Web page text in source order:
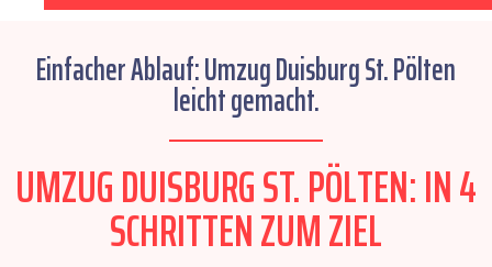
Einfacher Ablauf: Umzug Duisburg St. Pölten
leicht gemacht.
UMZUG DUISBURG ST. PÖLTEN: IN 4
SCHRITTEN ZUM ZIEL